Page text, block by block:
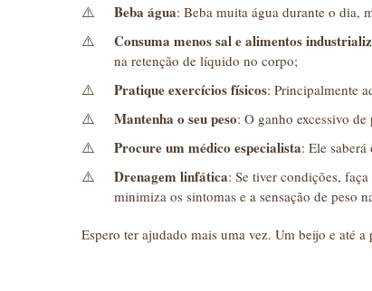
Beba água: Beba muita água durante o dia,
Consuma menos sal e alimentos
na retenção de líquido no corpo;
Pratique exercícios físicos: Principalmente
Mantenha o seu peso: O ganho excessivo
Procure um médico especialista: Ele
Drenagem linfática: Se tiver condições,
minimiza os sintomas e a sensação de peso
Espero ter ajudado mais uma vez. Um beijo e até